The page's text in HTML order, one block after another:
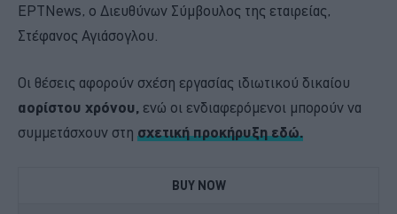
ΕΡΤNews, ο Διευθύνων Σύμβουλος της εταιρείας,
Στέφανος Αγιάσογλου.
Οι θέσεις αφορούν σχέση εργασίας ιδιωτικού δικαίου
αορίστου χρόνου, ενώ οι ενδιαφερόμενοι μπορούν να
συμμετάσχουν στη σχετική προκήρυξη εδώ.
BUY NOW